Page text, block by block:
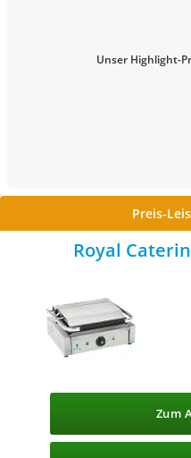
Unser Highlight-
Preis-
Royal
Zum